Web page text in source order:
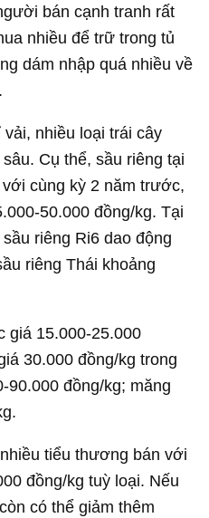
bán cạnh tranh rất
nhiều để trữ trong tủ
dám nhập quá nhiều về
nhiều loại trái cây
Cụ thể, sầu riêng tại
cùng kỳ 2 năm trước,
50.000 đồng/kg. Tại
riêng Ri6 dao động
riêng Thái khoảng
giá 15.000-25.000
30.000 đồng/kg trong
90.000 đồng/kg; măng
tiểu thương bán với
đồng/kg tuỳ loại. Nếu
có thể giảm thêm